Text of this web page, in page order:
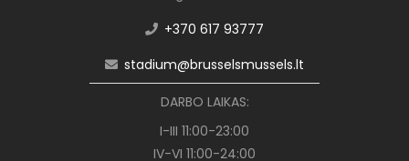
+370 617 93777
stadium@brusselsmussels.lt
DARBO LAIKAS:
I-III 11:00-23:00
IV-VI 11:00-24:00